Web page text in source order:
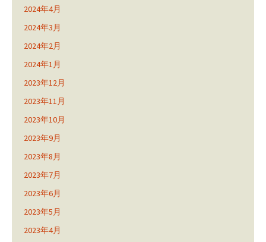
2024年4月
2024年3月
2024年2月
2024年1月
2023年12月
2023年11月
2023年10月
2023年9月
2023年8月
2023年7月
2023年6月
2023年5月
2023年4月